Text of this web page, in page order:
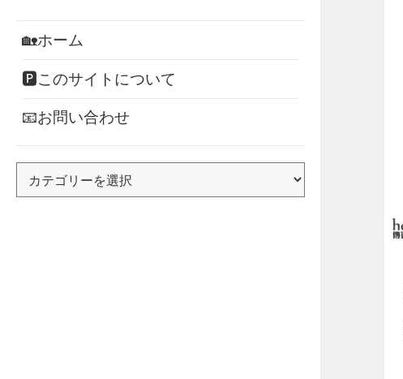
🏡ホーム
🅿このサイトについて
📧お問い合わせ